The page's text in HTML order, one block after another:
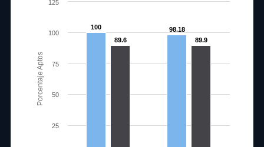
Porcentaje Aptos
100
98.18
89.6
89.9
25
50
75
100
125